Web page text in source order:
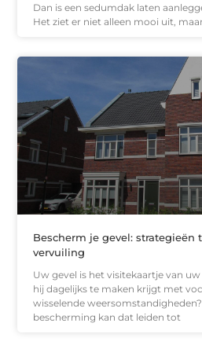
Dan is een sedumdak laten
Het ziet er niet alleen mooi uit,
Bescherm je gevel: strategieën
vervuiling
Uw gevel is het visitekaartje van
hij dagelijks te maken krijgt met
wisselende
bescherming kan dat leiden tot